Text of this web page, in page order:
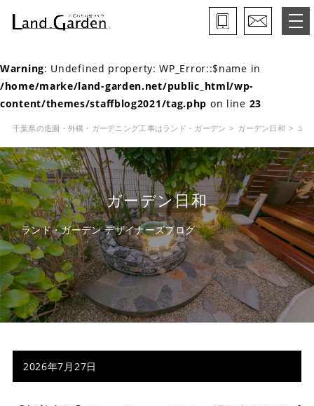
ランド・ガーデンとは
モデルガーデン
保証と約束・ご理解いただきたい事
施工の流れ
よくある質問
会社概要
店舗案内
スタッフ紹介
プライバシーポリシー
Warning: Undefined property: WP_Error::$name in
/home/marke/land-garden.net/public_html/wp-
content/themes/staffblog2021/tag.php on line 23
千葉県の造園・外構・ガーデニング工事はランド・ガーデン ガーデン日和 エ
ガーデン日和
ランド・ガーデン デザイナーズブログ
2026年7月27日